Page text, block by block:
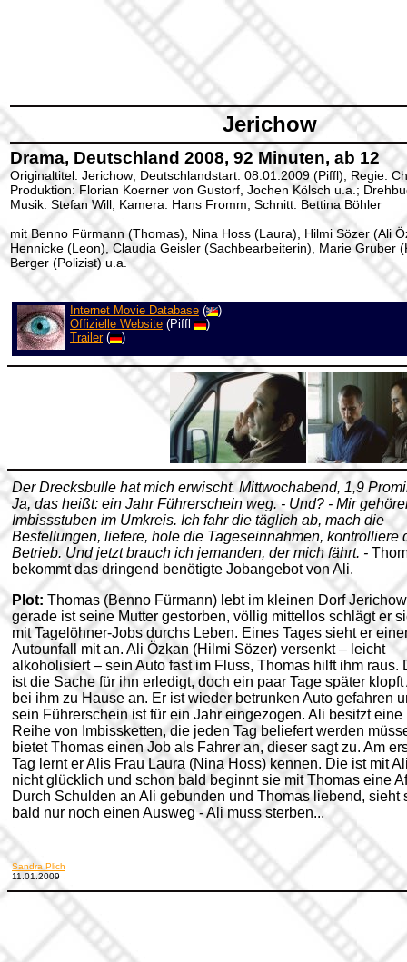
Jerichow
Drama, Deutschland 2008, 92 Minuten, ab 12
Originaltitel: Jerichow; Deutschlandstart: 08.01.2009 (Piffl); Regie:
Produktion: Florian Koerner von Gustorf, Jochen Kölsch u.a.;
Musik: Stefan Will; Kamera: Hans Fromm; Schnitt: Bettina Böhler
mit Benno Fürmann (Thomas), Nina Hoss (Laura), Hilmi Sözer (Ali
Hennicke (Leon), Claudia Geisler (Sachbearbeiterin), Marie Gruber
Berger (Polizist) u.a.
Internet Movie Database (
)
Offizielle Website (Piffl
)
Trailer( )
Der Drecksbulle hat mich erwischt. Mittwochabend, 1,9
Ja, das heißt: ein Jahr Führerschein weg. - Und? - Mir
Imbissstuben im Umkreis. Ich fahr die täglich ab, mach die
Bestellungen, liefere, hole die Tageseinnahmen, kontrolliere
Betrieb. Und jetzt brauch ich jemanden, der mich fährt. -
bekommt das dringend benötigte Jobangebot von Ali.
Plot: Thomas (Benno Fürmann) lebt im kleinen Dorf
gerade ist seine Mutter gestorben, völlig mittellos schlägt er
mit Tagelöhner-Jobs durchs Leben. Eines Tages sieht er
Autounfall mit an. Ali Özkan (Hilmi Sözer) versenkt – leicht
alkoholisiert – sein Auto fast im Fluss, Thomas hilft ihm raus.
ist die Sache für ihn erledigt, doch ein paar Tage später klopft
bei ihm zu Hause an. Er ist wieder betrunken Auto gefahren
sein Führerschein ist für ein Jahr eingezogen. Ali besitzt eine
Reihe von Imbissketten, die jeden Tag beliefert werden
bietet Thomas einen Job als Fahrer an, dieser sagt zu. Am
Tag lernt er Alis Frau Laura (Nina Hoss) kennen. Die ist mit
nicht glücklich und schon bald beginnt sie mit Thomas eine
Durch Schulden an Ali gebunden und Thomas liebend, sieht
bald nur noch einen Ausweg - Ali muss sterben...
Sandra Plich
11.01.2009